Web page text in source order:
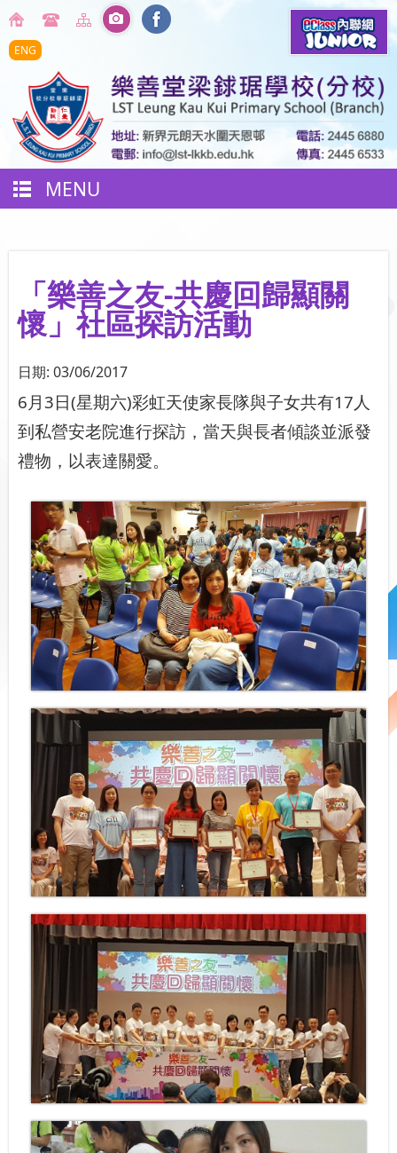
ENG
MENU
「樂善之友-共慶回歸顯關
懷」社區探訪活動
日期: 03/06/2017
6月3日(星期六)彩虹天使家長隊與子女共有17人
到私營安老院進行探訪，當天與長者傾談並派發
禮物，以表達關愛。